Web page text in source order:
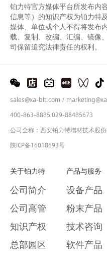
铂力特官方媒体平台所发布内
信息等）的知识产权为铂力特
媒体、单位或个人不得将发布
载、复制、改编、汇编、镜像
司保留追究法律责任的权利。
sales@xa-blt.com /
400-863-8885 029-88485673
公司全称：西安铂力特增材技术股
陕ICP备16018693号
关于铂力特
公司简介
公司高管
知识产权
总部园区
产品与服务
设备产品
粉末产品
技术咨询
软件产品